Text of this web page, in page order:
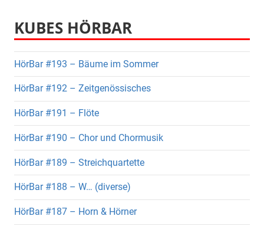
KUBES HÖRBAR
HörBar #193 – Bäume im Sommer
HörBar #192 – Zeitgenössisches
HörBar #191 – Flöte
HörBar #190 – Chor und Chormusik
HörBar #189 – Streichquartette
HörBar #188 – W… (diverse)
HörBar #187 – Horn & Hörner